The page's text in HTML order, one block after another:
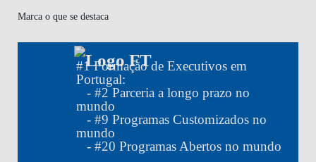
Marca o que se destaca
#1Formação de Executivos em
Portugal:
- #2 Parceria a longo prazo no
mundo
- #9 Programas Customizados no
mundo
- #20 Programas Abertos no mundo